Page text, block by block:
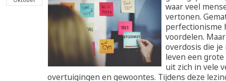
waar veel
vertonen.
perfectionisme
voordelen.
overdosis die
leven een
uit zich in vele
overtuigingen en gewoontes. Tijdens deze